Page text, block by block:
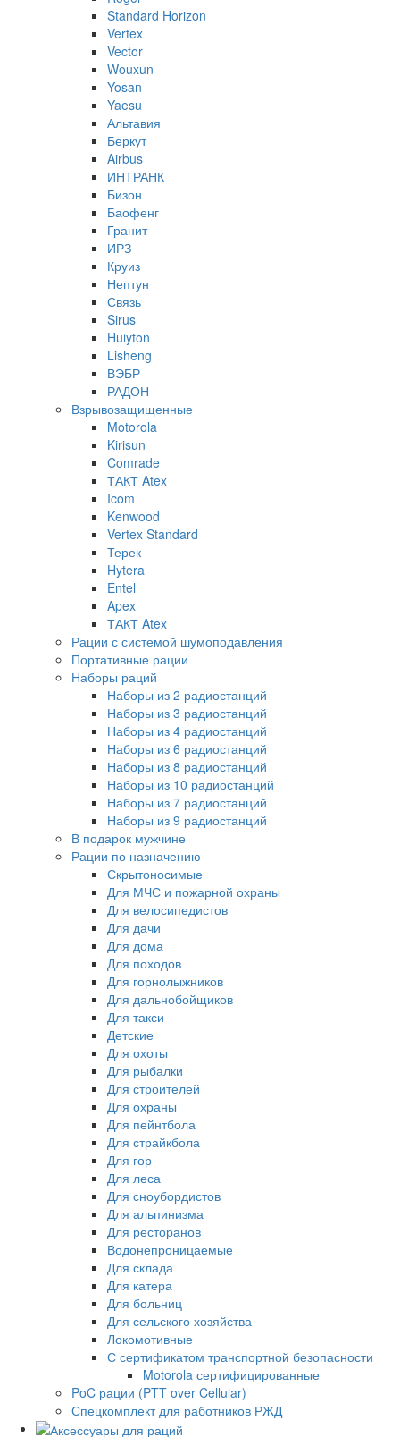
Standard Horizon
Vertex
Vector
Wouxun
Yosan
Yaesu
Альтавия
Беркут
Airbus
ИНТРАНК
Бизон
Баофенг
Гранит
ИРЗ
Круиз
Нептун
Связь
Sirus
Huiyton
Lisheng
ВЭБР
РАДОН
Взрывозащищенные
Motorola
Kirisun
Comrade
ТАКТ Atex
Icom
Kenwood
Vertex Standard
Терек
Hytera
Entel
Apex
ТАКТ Atex
Рации с системой шумоподавления
Портативные рации
Наборы раций
Наборы из 2 радиостанций
Наборы из 3 радиостанций
Наборы из 4 радиостанций
Наборы из 6 радиостанций
Наборы из 8 радиостанций
Наборы из 10 радиостанций
Наборы из 7 радиостанций
Наборы из 9 радиостанций
В подарок мужчине
Рации по назначению
Скрытоносимые
Для МЧС и пожарной охраны
Для велосипедистов
Для дачи
Для дома
Для походов
Для горнолыжников
Для дальнобойщиков
Для такси
Детские
Для охоты
Для рыбалки
Для строителей
Для охраны
Для пейнтбола
Для страйкбола
Для гор
Для леса
Для сноубордистов
Для альпинизма
Для ресторанов
Водонепроницаемые
Для склада
Для катера
Для больниц
Для сельского хозяйства
Локомотивные
С сертификатом транспортной безопасности
Motorola сертифицированные
PoC рации (PTT over Cellular)
Спецкомплект для работников РЖД